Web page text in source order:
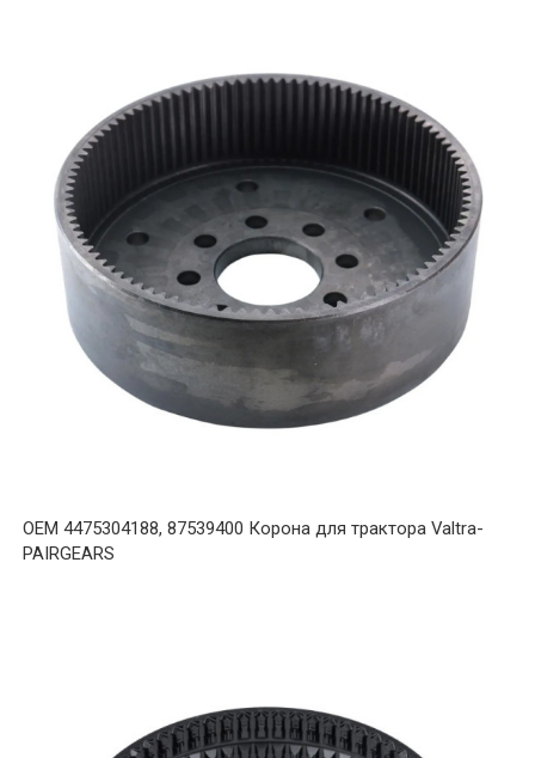
OEM 4475304188, 87539400 Корона для трактора Valtra-
PAIRGEARS